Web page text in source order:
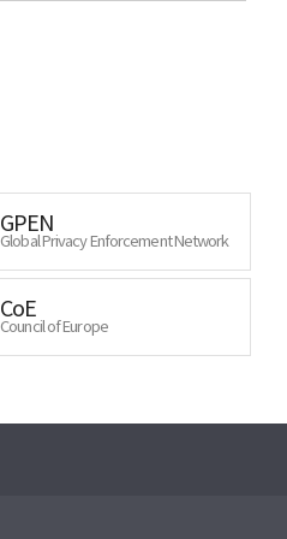
GPEN
Global Privacy Enforcement Network
CoE
Council of Europe